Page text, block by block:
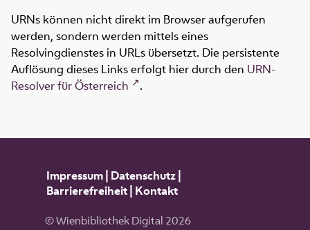
URNs können nicht direkt im Browser aufgerufen
werden, sondern werden mittels eines
Resolvingdienstes in URLs übersetzt. Die persistente
Auflösung dieses Links erfolgt hier durch den URN-
Resolver für Österreich
.
Impressum| Datenschutz|
Barrierefreiheit| Kontakt
© Wienbibliothek Digital 2026